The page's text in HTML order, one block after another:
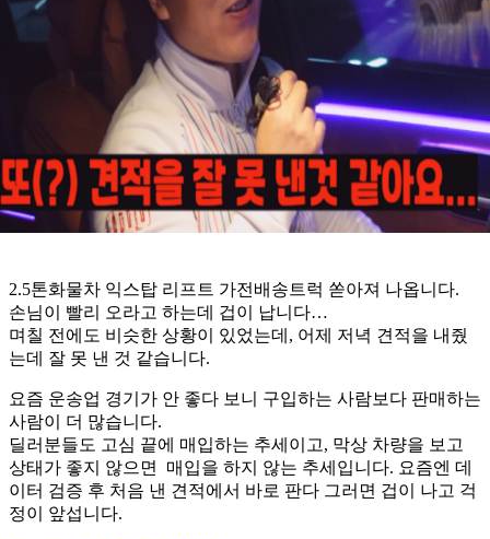
2.5톤화물차 익스탑 리프트 가전배송트럭 쏟아져 나옵니다.
손님이 빨리 오라고 하는데 겁이 납니다…
며칠 전에도 비슷한 상황이 있었는데, 어제 저녁 견적을 내줬
는데 잘 못 낸 것 같습니다.
요즘 운송업 경기가 안 좋다 보니 구입하는 사람보다 판매하는
사람이 더 많습니다.
딜러분들도 고심 끝에 매입하는 추세이고, 막상 차량을 보고
상태가 좋지 않으면 매입을 하지 않는 추세입니다. 요즘엔 데
이터 검증 후 처음 낸 견적에서 바로 판다 그러면 겁이 나고 걱
정이 앞섭니다.